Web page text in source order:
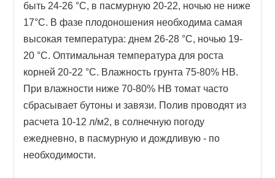
быть 24-26 °C, в пасмурную 20-22, ночью не ниже
17°C. В фазе плодоношения необходима самая
высокая температура: днем 26-28 °C, ночью 19-
20 °C. Оптимальная температура для роста
корней 20-22 °C. Влажность грунта 75-80% НВ.
При влажности ниже 70-80% НВ томат часто
сбрасывает бутоны и завязи. Полив проводят из
расчета 10-12 л/м2, в солнечную погоду
ежедневно, в пасмурную и дождливую - по
необходимости.